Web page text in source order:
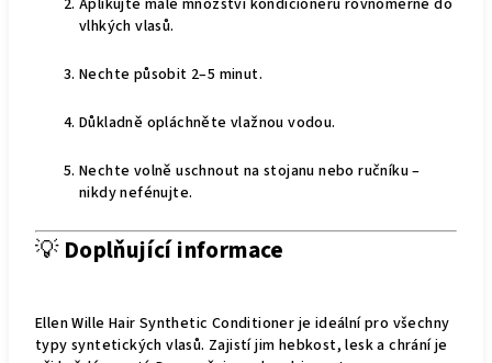
Aplikujte malé množství kondicionéru rovnoměrně do
vlhkých vlasů.
Nechte působit 2–5 minut.
Důkladně opláchněte vlažnou vodou.
Nechte volně uschnout na stojanu nebo ručníku –
nikdy nefénujte.
💡Doplňující informace
Ellen Wille Hair Synthetic Conditioner je ideální pro všechny
typy syntetických vlasů. Zajistí jim hebkost, lesk a chrání je